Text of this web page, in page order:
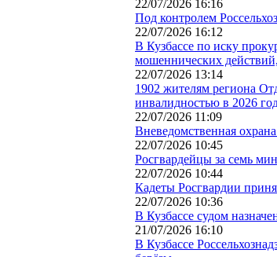
22/07/2026 16:16
Под контролем
22/07/2026 16:12
В Кузбассе по иску
мошеннических
22/07/2026 13:14
1902 жителям региона
инвалидностью в 2026
22/07/2026 11:09
Вневедомственная
22/07/2026 10:45
Росгвардейцы за семь
22/07/2026 10:44
Кадеты Росгвардии
22/07/2026 10:36
В Кузбассе судом
21/07/2026 16:10
В Кузбассе